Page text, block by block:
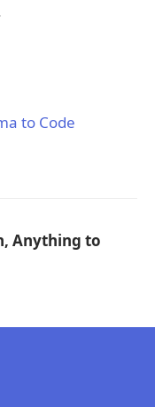
to Code
Anything to